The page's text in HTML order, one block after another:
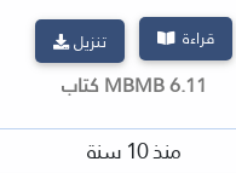
قراءة تنزيل
6.11 MBMB كتاب
منذ 10 سنة